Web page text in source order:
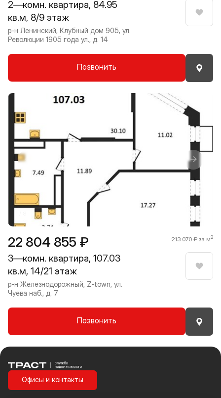
2—комн. квартира, 84.95
кв.м, 8/9 этаж
р-н Ленинский, Клубный дом 905, ул.
Революции 1905 года ул., д. 14
Позвонить
22 804 855 ₽ 213 070 ₽ за м2
3—комн. квартира, 107.03
кв.м, 14/21 этаж
р-н Железнодорожный, Z-town, ул.
Чуева наб., д. 7
Позвонить
Прокрутить влево
Траст | Служба недвижимости
Офисы и контакты